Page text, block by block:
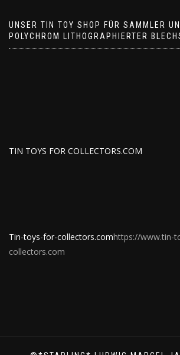
UNSER TIN TOY SHOP FÜR SAMMLER
POLYCHROM LITHOGRAPHIERTER
TIN TOYS FOR COLLECTORS.COM
Tin-toys-for-collectors.comhttps://www.tin-
collectors.com